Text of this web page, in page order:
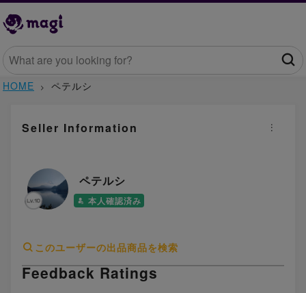
HOME ペテルシ
Seller Information
ペテルシ
本人確認済み
このユーザーの出品商品を検索
Feedback Ratings